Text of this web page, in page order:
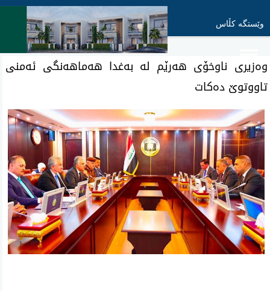
وێستگە کڵاس
وه‌زیری ناوخۆی هه‌رێم له‌ به‌غدا هه‌ماهه‌نگی ئه‌منی
تاووتوێ ده‌كات